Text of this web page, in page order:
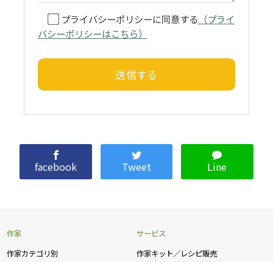
プライバシーポリシーに同意する （プライ
バシーポリシーはこちら）
facebook Tweet Line
作家
作家カテゴリ別
サービス
作家キット／レシピ販売